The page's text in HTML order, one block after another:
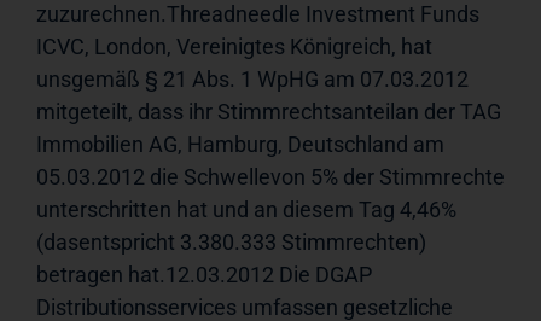
zuzurechnen.Threadneedle Investment Funds
ICVC, London, Vereinigtes Königreich, hat
unsgemäß § 21 Abs. 1 WpHG am 07.03.2012
mitgeteilt, dass ihr Stimmrechtsanteilan der TAG
Immobilien AG, Hamburg, Deutschland am
05.03.2012 die Schwellevon 5% der Stimmrechte
unterschritten hat und an diesem Tag 4,46%
(dasentspricht 3.380.333 Stimmrechten)
betragen hat.12.03.2012 Die DGAP
Distributionsservices umfassen gesetzliche